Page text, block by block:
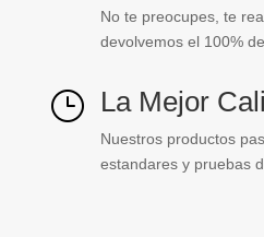
No te preocupes, te
devolvemos el 100%
} La Mejor
Nuestros productos
estandares y pruebas